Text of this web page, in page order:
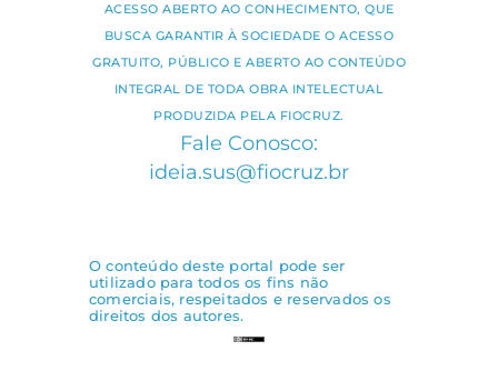
ACESSO ABERTO AO CONHECIMENTO, QUE
BUSCA GARANTIR À SOCIEDADE O ACESSO
GRATUITO, PÚBLICO E ABERTO AO CONTEÚDO
INTEGRAL DE TODA OBRA INTELECTUAL
PRODUZIDA PELA FIOCRUZ.
Fale Conosco:
ideia.sus@fiocruz.br
O conteúdo deste portal pode ser
utilizado para todos os fins não
comerciais, respeitados e reservados os
direitos dos autores.